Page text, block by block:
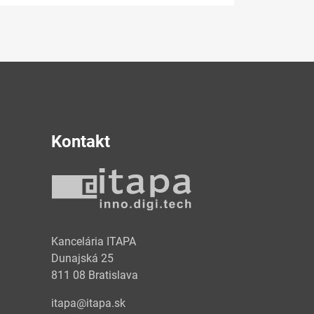
Kontakt
Kancelária ITAPA
Dunajská 25
811 08 Bratislava
itapa@itapa.sk